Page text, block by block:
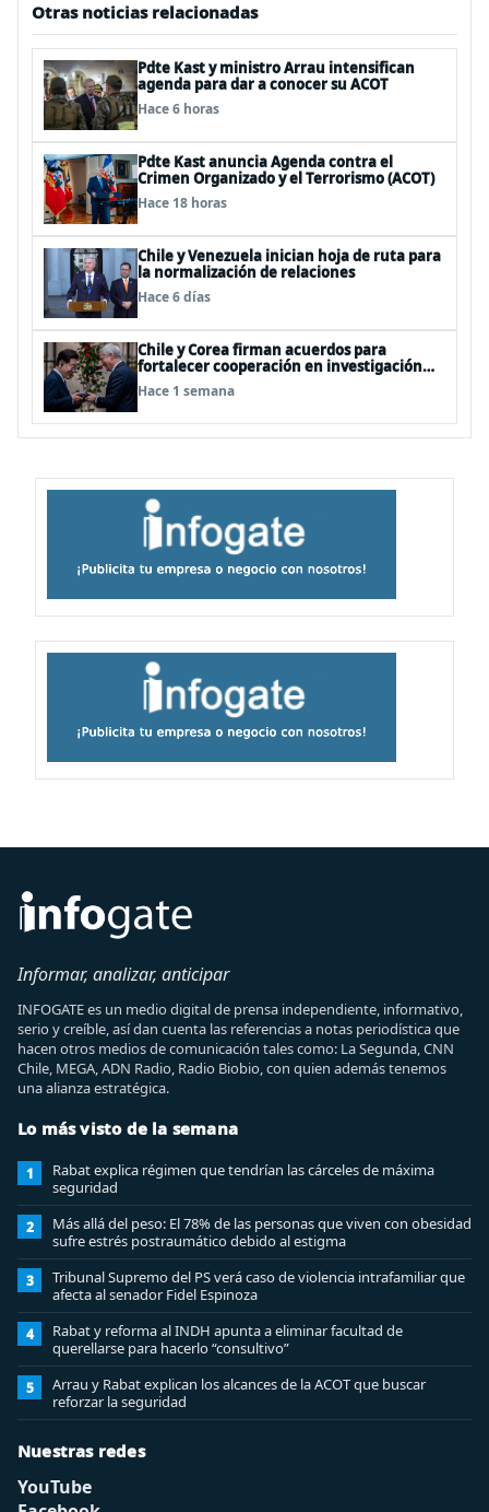
Otras noticias relacionadas
Pdte Kast y ministro Arrau intensifican
agenda para dar a conocer su ACOT
Hace 6 horas
Pdte Kast anuncia Agenda contra el
Crimen Organizado y el Terrorismo (ACOT)
Hace 18 horas
Chile y Venezuela inician hoja de ruta para
la normalización de relaciones
Hace 6 días
Chile y Corea firman acuerdos para
fortalecer cooperación en investigación
antártica, minería, seguridad
Hace 1 semana
Informar, analizar, anticipar
INFOGATE es un medio digital de prensa independiente, informativo,
serio y creíble, así dan cuenta las referencias a notas periodística que
hacen otros medios de comunicación tales como: La Segunda, CNN
Chile, MEGA, ADN Radio, Radio Biobio, con quien además tenemos
una alianza estratégica.
Lo más visto de la semana
1
Rabat explica régimen que tendrían las cárceles de máxima
seguridad
2
Más allá del peso: El 78% de las personas que viven con obesidad
sufre estrés postraumático debido al estigma
3
Tribunal Supremo del PS verá caso de violencia intrafamiliar que
afecta al senador Fidel Espinoza
4
Rabat y reforma al INDH apunta a eliminar facultad de
querellarse para hacerlo “consultivo”
5
Arrau y Rabat explican los alcances de la ACOT que buscar
reforzar la seguridad
Nuestras redes
YouTube